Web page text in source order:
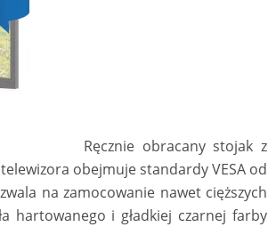
Ręcznie obracany stojak z
obejmuje standardy VESA od
na zamocowanie nawet cięższych
hartowanego i gładkiej czarnej farby